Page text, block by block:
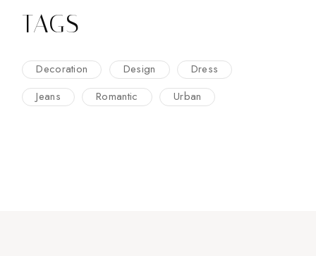
TAGS
Decoration Design
Dress
Jeans
Romantic Urban